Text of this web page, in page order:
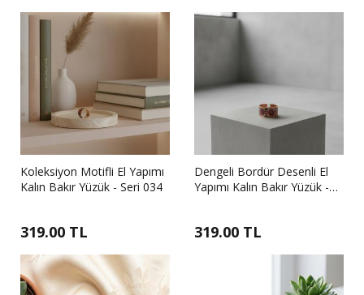
Koleksiyon Motifli El Yapımı
Kalın Bakır Yüzük - Seri 034
319.00 TL
Dengeli Bordür Desenli El
Yapımı Kalın Bakır Yüzük -
319.00 TL